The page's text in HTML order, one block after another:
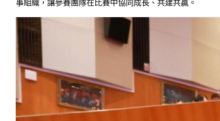
事組織，讓參賽團隊在比賽中協同成長、共建共贏。